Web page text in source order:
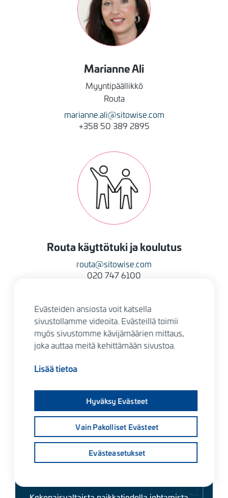
MarianneAli
Myyntipäällikkö
Routa
marianne.ali@sitowise.com
+358 50 389 2895
Routa käyttötuki ja koulutus
routa@sitowise.com
020 747 6100
Sinua saattaa kiinnostaa nämä
palvelut
Louhi - Paikkatiedolla
Evästeiden ansiosta voit katsella
sivustollamme videoita. Evästeillä toimii
myös sivustomme kävijämäärien mittaus,
joka auttaa meitä kehittämään sivustoa.
Lisää tietoa
Hyväksy Evästeet
Vain Pakolliset Evästeet
Evästeasetukset